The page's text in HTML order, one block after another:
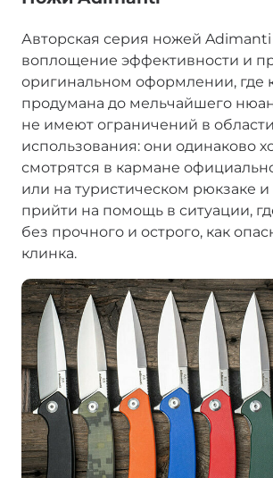
Авторская серия ножей Adimanti
воплощение эффективности и
оригинальном оформлении, где
продумана до мельчайшего
не имеют ограничений в области
использования: они одинаково
смотрятся в кармане
или на туристическом рюкзаке и
прийти на помощь в ситуации,
без прочного и острого, как
клинка.